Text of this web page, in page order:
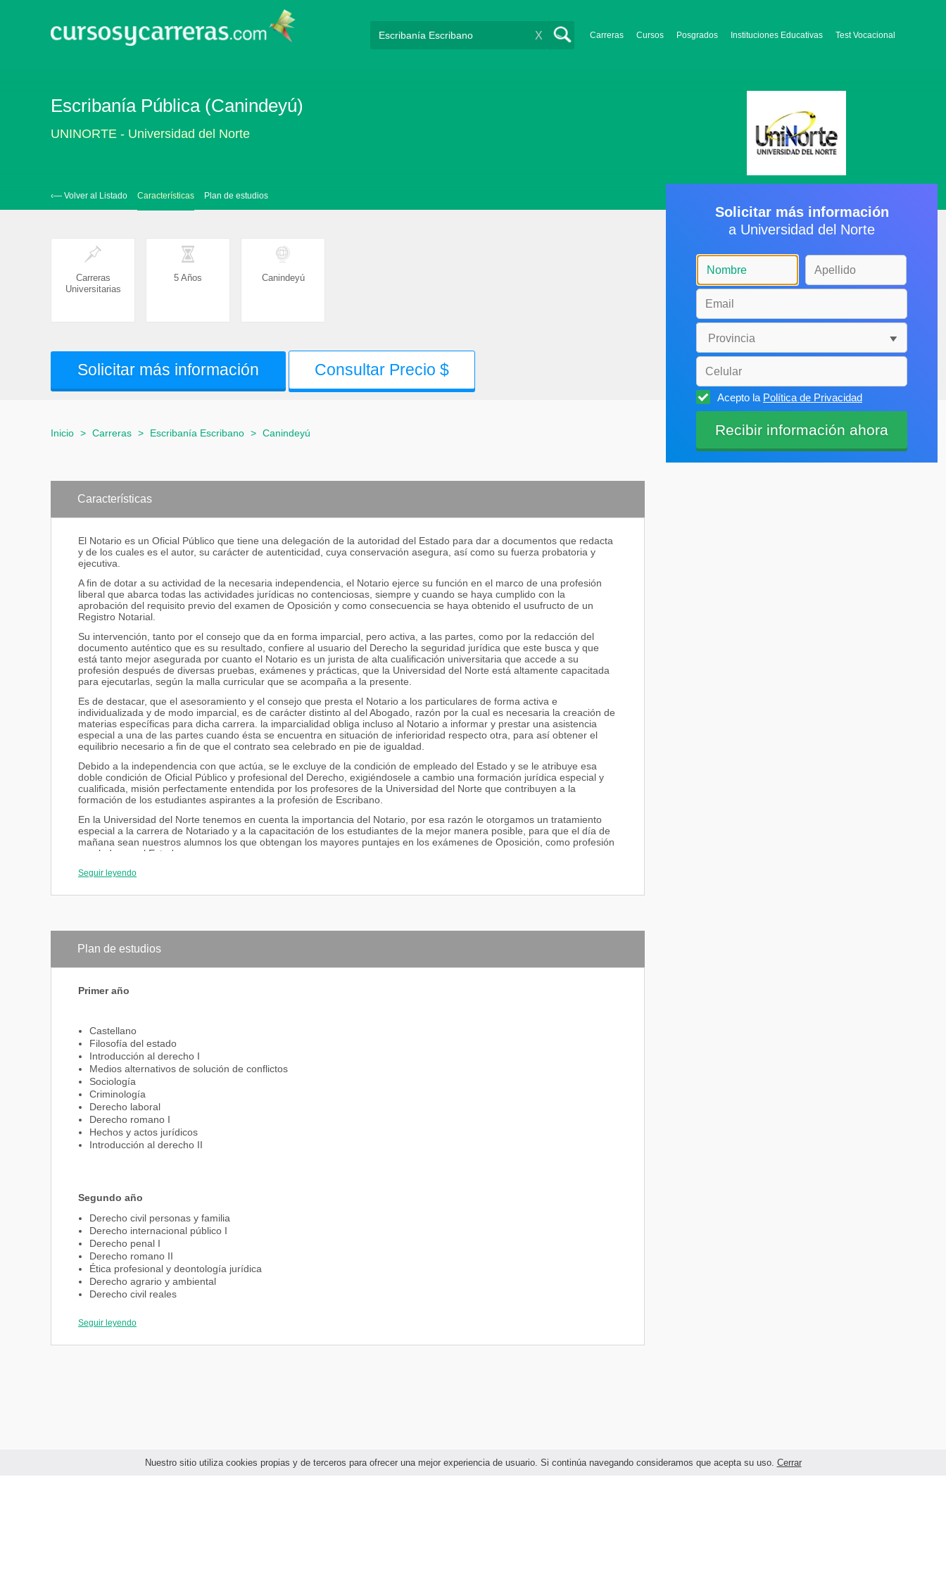
Nuestro sitio utiliza cookies propias y de terceros para ofrecer una mejor experiencia de usuario. Si continúa navegando consideramos que acepta su uso. Cerrar
Carreras Cursos Posgrados Instituciones Educativas Test Vocacional
X
Escribanía Pública (Canindeyú)
UNINORTE - Universidad del Norte
‹— Volver al Listado Características Plan de estudios
Carreras
Universitarias
5 Años Canindeyú
Solicitar más información Consultar Precio $
Inicio > Carreras > Escribanía Escribano > Canindeyú
Características
El Notario es un Oficial Público que tiene una delegación de la autoridad del Estado para dar a documentos que redacta
y de los cuales es el autor, su carácter de autenticidad, cuya conservación asegura, así como su fuerza probatoria y
ejecutiva.
A fin de dotar a su actividad de la necesaria independencia, el Notario ejerce su función en el marco de una profesión
liberal que abarca todas las actividades jurídicas no contenciosas, siempre y cuando se haya cumplido con la
aprobación del requisito previo del examen de Oposición y como consecuencia se haya obtenido el usufructo de un
Registro Notarial.
Su intervención, tanto por el consejo que da en forma imparcial, pero activa, a las partes, como por la redacción del
documento auténtico que es su resultado, confiere al usuario del Derecho la seguridad jurídica que este busca y que
está tanto mejor asegurada por cuanto el Notario es un jurista de alta cualificación universitaria que accede a su
profesión después de diversas pruebas, exámenes y prácticas, que la Universidad del Norte está altamente capacitada
para ejecutarlas, según la malla curricular que se acompaña a la presente.
Es de destacar, que el asesoramiento y el consejo que presta el Notario a los particulares de forma activa e
individualizada y de modo imparcial, es de carácter distinto al del Abogado, razón por la cual es necesaria la creación de
materias específicas para dicha carrera. la imparcialidad obliga incluso al Notario a informar y prestar una asistencia
especial a una de las partes cuando ésta se encuentra en situación de inferioridad respecto otra, para así obtener el
equilibrio necesario a fin de que el contrato sea celebrado en pie de igualdad.
Debido a la independencia con que actúa, se le excluye de la condición de empleado del Estado y se le atribuye esa
doble condición de Oficial Público y profesional del Derecho, exigiéndosele a cambio una formación jurídica especial y
cualificada, misión perfectamente entendida por los profesores de la Universidad del Norte que contribuyen a la
formación de los estudiantes aspirantes a la profesión de Escribano.
En la Universidad del Norte tenemos en cuenta la importancia del Notario, por esa razón le otorgamos un tratamiento
especial a la carrera de Notariado y a la capacitación de los estudiantes de la mejor manera posible, para que el día de
mañana sean nuestros alumnos los que obtengan los mayores puntajes en los exámenes de Oposición, como profesión
regulada por el Estado.
Seguir leyendo
Plan de estudios
Primer año
Castellano
Filosofía del estado
Introducción al derecho I
Medios alternativos de solución de conflictos
Sociología
Criminología
Derecho laboral
Derecho romano I
Hechos y actos jurídicos
Introducción al derecho II
Segundo año
Derecho civil personas y familia
Derecho internacional público I
Derecho penal I
Derecho romano II
Ética profesional y deontología jurídica
Derecho agrario y ambiental
Derecho civil reales
Derecho penal II
Derecho civil contratos
Seguir leyendo
Solicitar más información
a Universidad del Norte
Acepto la Política de Privacidad